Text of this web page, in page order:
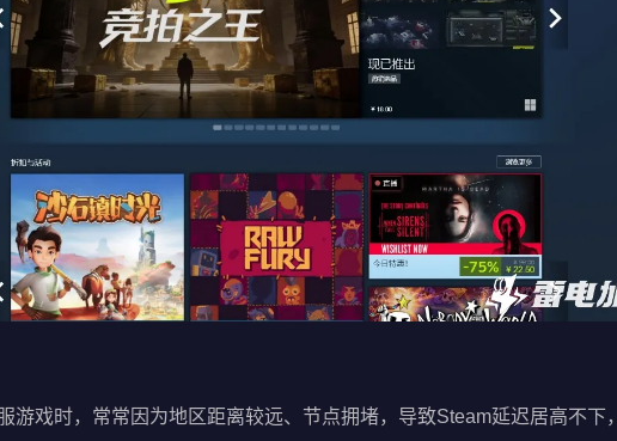
游戏时，常常因为地区距离较远、节点拥堵，导致Steam延迟居高不下